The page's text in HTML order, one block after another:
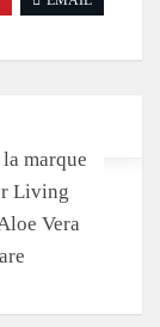
la marque
Living
Vera